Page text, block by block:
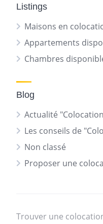
Listings
Maisons en
Appartements
Chambres
Blog
Actualité
Les conseils de
Non classé
Proposer une
Trouver une